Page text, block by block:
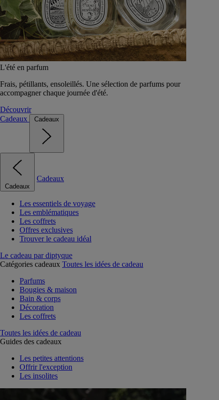
L'été en parfum
Frais, pétillants, ensoleillés. Une sélection de parfums pour
accompagner chaque journée d'été.
Découvrir
Cadeaux
Cadeaux
Cadeaux
Cadeaux
Les essentiels de voyage
Les emblématiques
Les coffrets
Offres exclusives
Trouver le cadeau idéal
Le cadeau par diptyque
Catégories cadeaux Toutes les idées de cadeau
Parfums
Bougies & maison
Bain & corps
Décoration
Les coffrets
Toutes les idées de cadeau
Guides des cadeaux
Les petites attentions
Offrir l'exception
Les insolites